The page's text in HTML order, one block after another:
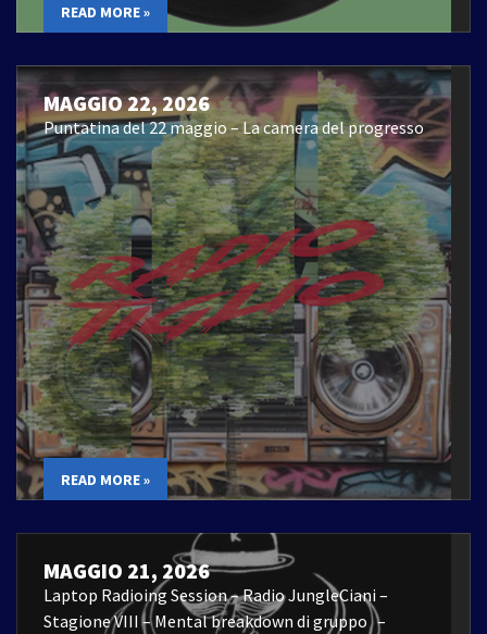
READ MORE »
MAGGIO 22, 2026
Puntatina del 22 maggio – La camera del progresso
READ MORE »
MAGGIO 21, 2026
Laptop Radioing Session – Radio JungleCiani –
Stagione VIII – Mental breakdown di gruppo –